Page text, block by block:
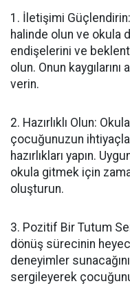
1. İletişimi
halinde olun ve okula
endişelerini ve
olun. Onun
verin.
2. Hazırlıklı Olun:
çocuğunuzun
hazırlıkları yapın.
okula gitmek için
oluşturun.
3. Pozitif Bir Tutum
dönüş sürecinin
deneyimler
sergileyerek